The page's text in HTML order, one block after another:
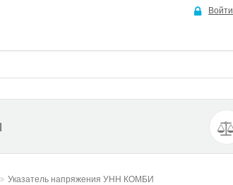
Войти
Указатель напряжения УНН КОМБИ